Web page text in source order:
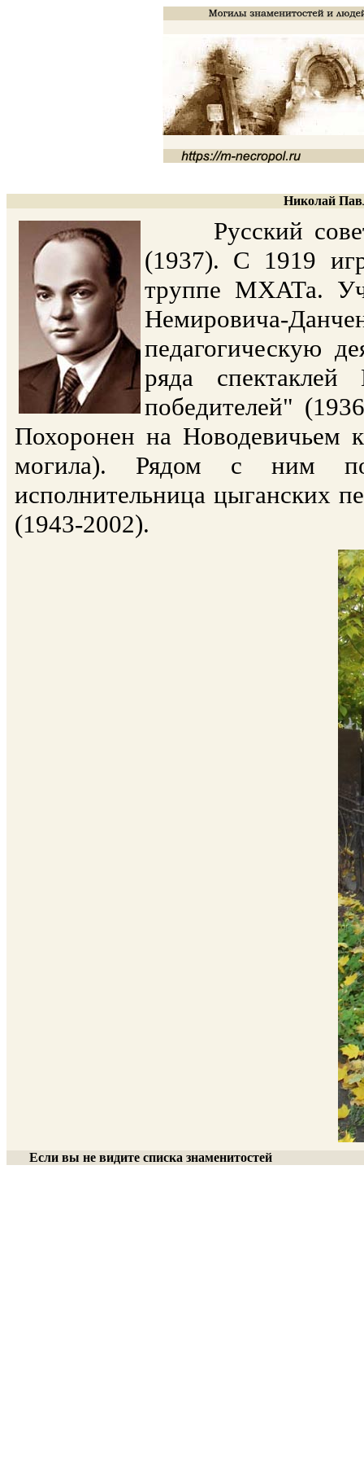
Николай
Русский
(1937). С 1919
труппе МХАТа.
Немировича-
педагогическую
ряда
победителей"
Похоронен на
могила). Рядом с ним
исполнительница цыганских
(1943-2002).
Если вы не видите списка знаменитостей